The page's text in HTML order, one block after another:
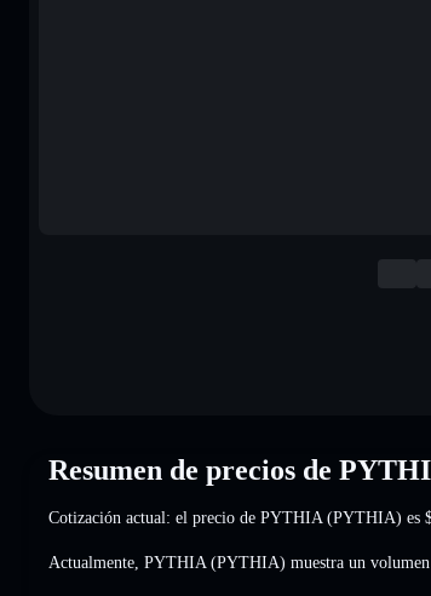
Resumen de precios de
Cotización actual: el precio de PYTHIA (PYTHIA) es
Actualmente, PYTHIA (PYTHIA) muestra un volumen